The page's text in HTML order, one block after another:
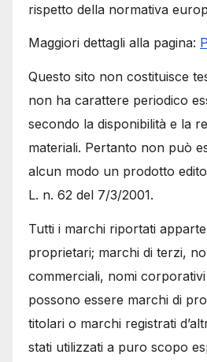
rispetto della normativa
Maggiori dettagli alla pagina:
Questo sito non costituisce
non ha carattere periodico
secondo la disponibilità e la
materiali. Pertanto non può
alcun modo un prodotto
L. n. 62 del 7/3/2001.
Tutti i marchi riportati
proprietari; marchi di terzi,
commerciali, nomi
possono essere marchi di
titolari o marchi registrati
stati utilizzati a puro scopo